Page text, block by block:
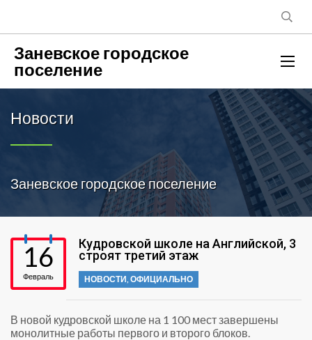
Заневское городское
поселение
Новости
Заневское городское поселение
16
Февраль
Кудровской школе на Английской, 3
строят третий этаж
НОВОСТИ,ОФИЦИАЛЬНО
В новой кудровской школе на 1 100 мест завершены
монолитные работы первого и второго блоков.